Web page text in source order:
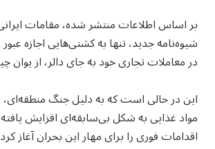
بر اساس اطلاعات منتشر شده، مقامات
شیوه‌نامه جدید، تنها به کشتی‌هایی اجازه
در معاملات تجاری خود به جای دالر، از یوان
این در حالی است که به دلیل جنگ
مواد غذایی به شکل بی‌سابقه‌ای افزایش
اقدامات فوری را برای مهار این بحران آغاز